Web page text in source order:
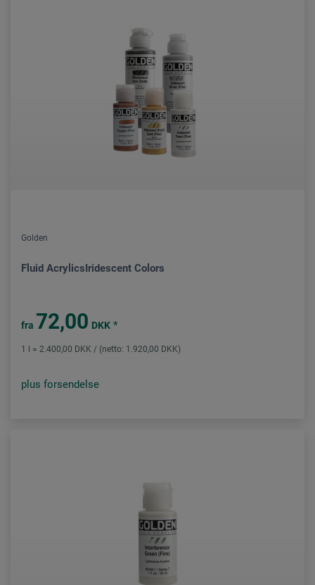
Golden
Fluid AcrylicsIridescent Colors
fra 72,00 DKK *
1 l = 2.400,00 DKK / (netto: 1.920,00 DKK)
plus forsendelse